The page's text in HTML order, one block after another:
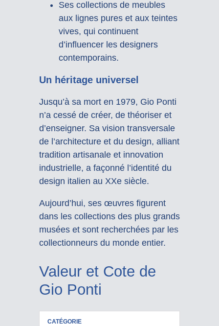
Ses collections de meubles
aux lignes pures et aux teintes
vives, qui continuent
d’influencer les designers
contemporains.
Un héritage universel
Jusqu’à sa mort en 1979, Gio Ponti
n’a cessé de créer, de théoriser et
d’enseigner. Sa vision transversale
de l’architecture et du design, alliant
tradition artisanale et innovation
industrielle, a façonné l’identité du
design italien au XXe siècle.
Aujourd’hui, ses œuvres figurent
dans les collections des plus grands
musées et sont recherchées par les
collectionneurs du monde entier.
Valeur et Cote de
Gio Ponti